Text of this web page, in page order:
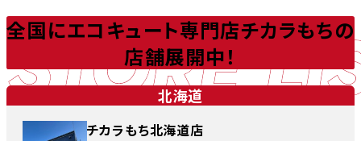
STORE
全国にエコキュート専門店チカラもちの
店舗展開中！
北海道
チカラもち北海道店